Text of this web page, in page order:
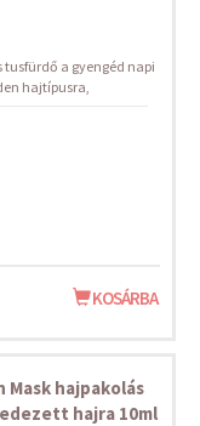
tusfürdő a gyengéd napi
hajtípusra,
KOSÁRBA
Mask hajpakolás
hajra 10ml